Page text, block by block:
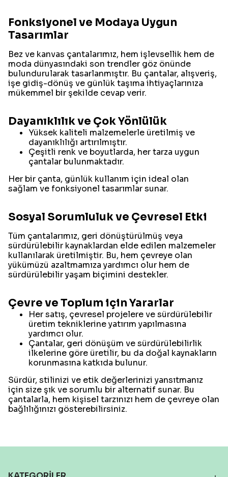
Fonksiyonel ve Modaya Uygun
Tasarımlar
Bez ve kanvas çantalarımız, hem işlevsellik hem de
moda dünyasındaki son trendler göz önünde
bulundurularak tasarlanmıştır. Bu çantalar, alışveriş,
işe gidiş-dönüş ve günlük taşıma ihtiyaçlarınıza
mükemmel bir şekilde cevap verir.
Dayanıklılık ve Çok Yönlülük
Yüksek kaliteli malzemelerle üretilmiş ve
dayanıklılığı artırılmıştır.
Çeşitli renk ve boyutlarda, her tarza uygun
çantalar bulunmaktadır.
Her bir çanta, günlük kullanım için ideal olan
sağlam ve fonksiyonel tasarımlar sunar.
Sosyal Sorumluluk ve Çevresel Etki
Tüm çantalarımız, geri dönüştürülmüş veya
sürdürülebilir kaynaklardan elde edilen malzemeler
kullanılarak üretilmiştir. Bu, hem çevreye olan
yükümüzü azaltmamıza yardımcı olur hem de
sürdürülebilir yaşam biçimini destekler.
Çevre ve Toplum için Yararlar
Her satış, çevresel projelere ve sürdürülebilir
üretim tekniklerine yatırım yapılmasına
yardımcı olur.
Çantalar, geri dönüşüm ve sürdürülebilirlik
ilkelerine göre üretilir, bu da doğal kaynakların
korunmasına katkıda bulunur.
Sürdür, stilinizi ve etik değerlerinizi yansıtmanız
için size şık ve sorumlu bir alternatif sunar. Bu
çantalarla, hem kişisel tarzınızı hem de çevreye olan
bağlılığınızı gösterebilirsiniz.